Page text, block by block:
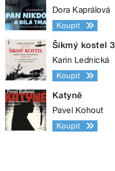
Dora Kaprálová
Koupit
Šikmý kostel 3
Karin Lednická
Koupit
Katyně
Pavel Kohout
Koupit